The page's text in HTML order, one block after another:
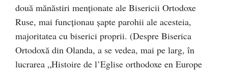
două mănăstiri menționate ale Bisericii Ortodoxe
Ruse, mai funcționau șapte parohii ale acesteia,
majoritatea cu biserici proprii. (Despre Biserica
Ortodoxă din Olanda, a se vedea, mai pe larg, în
lucrarea „Histoire de l’Eglise orthodoxe en Europe